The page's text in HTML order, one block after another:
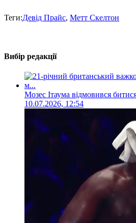
Теги:Девід Прайс, Метт Скелтон
Вибір редакції
Мозес Ітаума відмовився
10.07.2026, 12:54